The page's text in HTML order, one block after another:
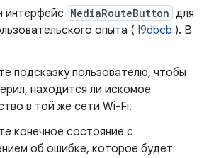
интерфейс MediaRouteButton для
опыта ( I9dbcb ). В
подсказку пользователю, чтобы
находится ли искомое
в той же сети Wi-Fi.
конечное состояние с
об ошибке, которое будет